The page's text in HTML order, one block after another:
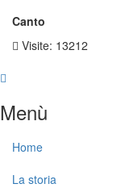
Canto
Visite: 13212
Menù
Home
La storia